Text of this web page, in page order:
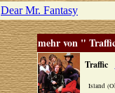
Dear Mr. Fantasy
mehr von "
Traffic
Island